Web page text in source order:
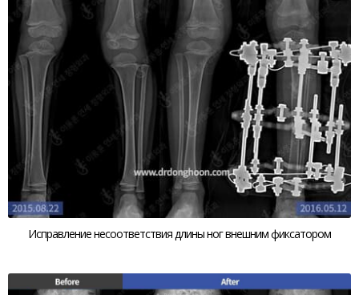
Исправление несоответствия длины ног внешним фиксатором